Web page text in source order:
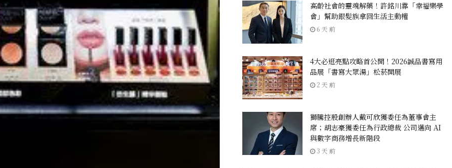
高齡社會的靈魂解藥！許銘川靠「幸福樂學
會」幫助銀髮族拿回生活主動權
6 天 前
4大必逛亮點攻略首公開！2026誠品書寫用
品展「書寫大眾湯」松菸開展
2 天 前
獅騰控股創辦人戴可欣獲委任為董事會主
席；胡志豪獲委任為行政總裁 公司邁向 AI
與數字商務增長新階段
3 天 前